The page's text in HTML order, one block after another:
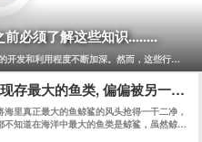
必须了解这些知识........
开发和利用程度不断加深。然而，这些行为也
存最大的鱼类, 偏偏被另一种
海里真正最大的鱼鲸鲨的风头抢得一干二净，
不知道在海洋中最大的鱼类是鲸鲨，虽然鲸鲨